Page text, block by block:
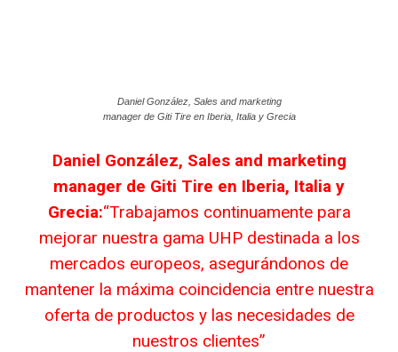
Daniel González, Sales and marketing
manager de Giti Tire en Iberia, Italia y Grecia
Daniel González, Sales and marketing
manager de Giti Tire en Iberia, Italia y
Grecia:“Trabajamos continuamente para
mejorar nuestra gama UHP destinada a los
mercados europeos, asegurándonos de
mantener la máxima coincidencia entre nuestra
oferta de productos y las necesidades de
nuestros clientes”